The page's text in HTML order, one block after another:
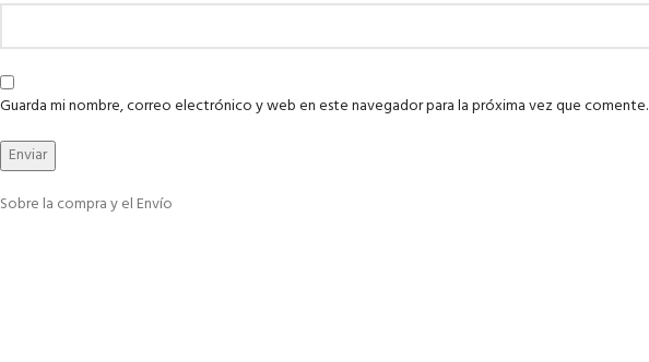
Guarda mi nombre, correo electrónico y web en este navegador para la próxima vez que comente.
Sobre la compra y el Envío